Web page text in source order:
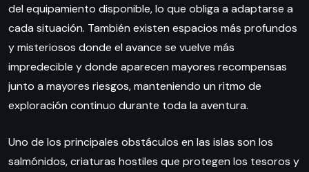
del equipamiento disponible, lo que obliga a adaptarse a
cada situación. También existen espacios más profundos
y misteriosos donde el avance se vuelve más
impredecible y donde aparecen mayores recompensas
junto a mayores riesgos, manteniendo un ritmo de
exploración continuo durante toda la aventura.
Uno de los principales obstáculos en las islas son los
salmónidos, criaturas hostiles que protegen los tesoros y